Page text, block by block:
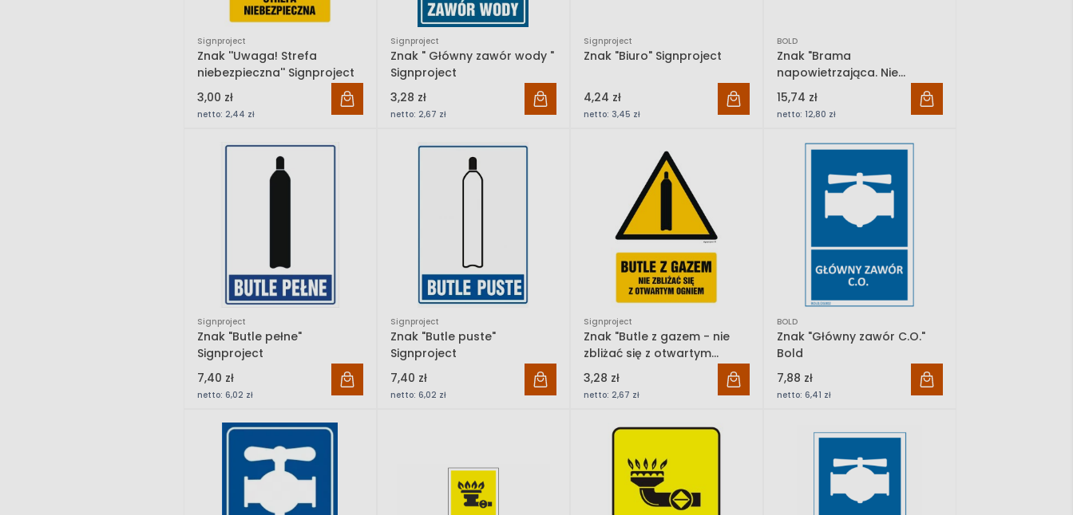
Signproject
Znak ''Uwaga! Strefa
niebezpieczna'' Signproject
3,00 zł
netto: 2,44 zł
Signproject
Znak " Główny zawór wody "
Signproject
3,28 zł
netto: 2,67 zł
Signproject
Znak "Biuro" Signproject
4,24 zł
netto: 3,45 zł
BOLD
Znak "Brama
napowietrzająca. Nie
zastawiać" Bold
15,74 zł
netto: 12,80 zł
Signproject
Znak "Butle pełne"
Signproject
7,40 zł
netto: 6,02 zł
Signproject
Znak "Butle puste"
Signproject
7,40 zł
netto: 6,02 zł
Signproject
Znak "Butle z gazem - nie
zbliżać się z otwartym
3,28 zł
netto: 2,67 zł
BOLD
Znak "Główny zawór C.O."
Bold
7,88 zł
netto: 6,41 zł